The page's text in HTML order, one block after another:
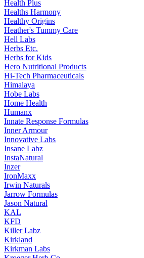
Health Plus
Healths Harmony
Healthy Origins
Heather's Tummy Care
Hell Labs
Herbs Etc.
Herbs for Kids
Hero Nutritional Products
Hi-Tech Pharmaceuticals
Himalaya
Hobe Labs
Home Health
Humanx
Innate Response Formulas
Inner Armour
Innovative Labs
Insane Labz
InstaNatural
Inzer
IronMaxx
Irwin Naturals
Jarrow Formulas
Jason Natural
KAL
KFD
Killer Labz
Kirkland
Kirkman Labs